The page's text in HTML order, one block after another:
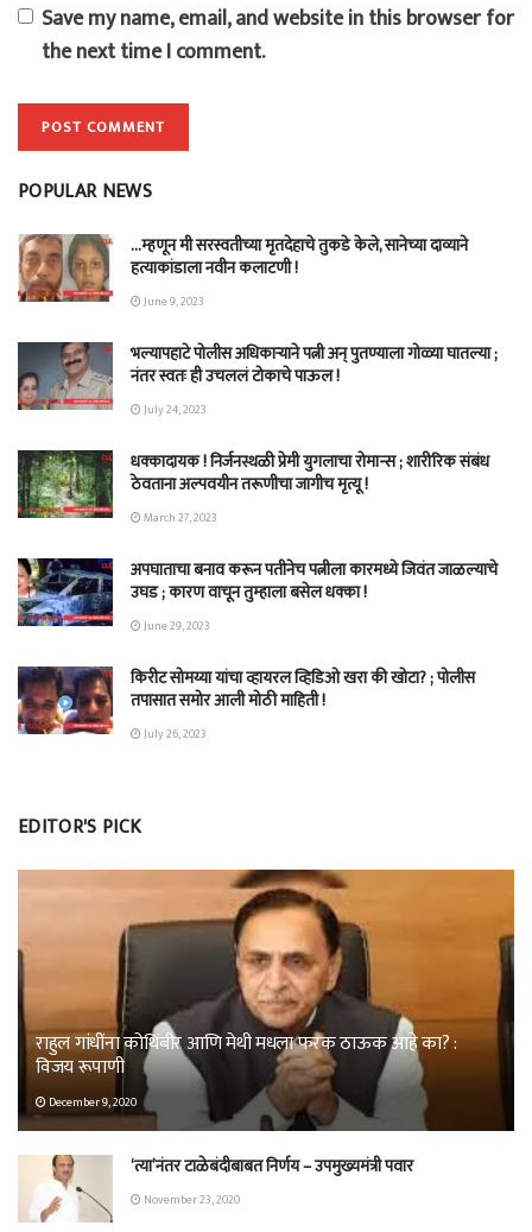
Save my name, email, and website in this browser for
the next time I comment.
POPULAR NEWS
…म्हणून मी सरस्वतीच्या मृतदेहाचे तुकडे केले, सानेच्या दाव्याने
हत्याकांडाला नवीन कलाटणी !
June 9, 2023
भल्यापहाटे पोलीस अधिकाऱ्याने पत्नी अन् पुतण्याला गोळ्या घातल्या ;
नंतर स्वतः ही उचललं टोकाचे पाऊल !
July 24, 2023
धक्कादायक ! निर्जनस्थळी प्रेमी युगलाचा रोमान्स ; शारीरिक संबंध
ठेवताना अल्पवयीन तरूणीचा जागीच मृत्यू !
March 27, 2023
अपघाताचा बनाव करून पतीनेच‎ पत्नीला कारमध्ये जिवंत जाळल्याचे
उघड ; कारण वाचून तुम्हाला बसेल धक्का !
June 29, 2023
किरीट सोमय्या यांचा व्हायरल व्हिडिओ खरा की खोटा? ; पोलीस
तपासात समोर आली मोठी माहिती !
July 26, 2023
EDITOR'S PICK
राहुल गांधींना कोथिंबीर आणि मेथी मधला फरक ठाऊक आहे का? :
विजय रूपाणी
December 9, 2020
‘त्या’नंतर टाळेबंदीबाबत निर्णय – उपमुख्यमंत्री पवार
November 23, 2020